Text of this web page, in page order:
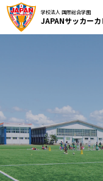
学校法人 国際総合学園
JAPANサッカー